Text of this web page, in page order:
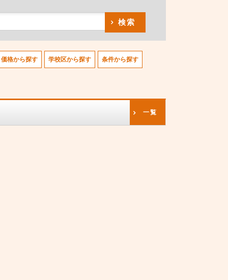
検索
価格から探す 学校区から探す 条件から探す
一覧